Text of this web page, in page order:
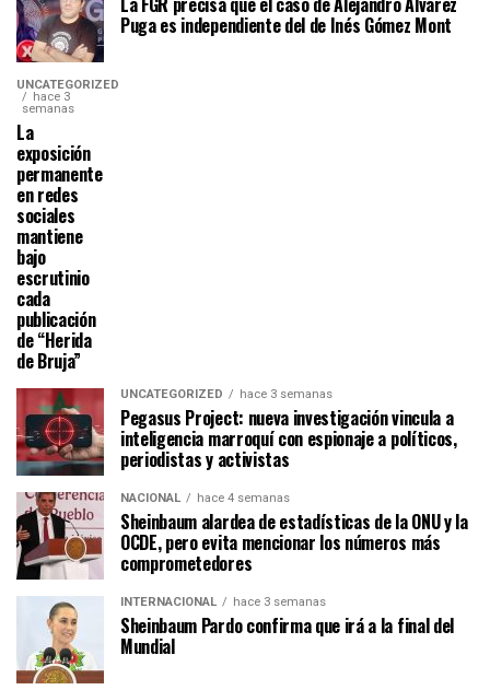
Puga es independiente del de Inés Gómez Mont
UNCATEGORIZED
hace 3
semanas
La
exposición
permanente
en redes
sociales
mantiene
bajo
escrutinio
cada
publicación
de “Herida
de Bruja”
UNCATEGORIZED hace 3 semanas
Pegasus Project: nueva investigación vincula a
inteligencia marroquí con espionaje a políticos,
periodistas y activistas
NACIONAL hace 4 semanas
Sheinbaum alardea de estadísticas de la ONU y la
OCDE, pero evita mencionar los números más
comprometedores
INTERNACIONAL hace 3 semanas
Sheinbaum Pardo confirma que irá a la final del
Mundial